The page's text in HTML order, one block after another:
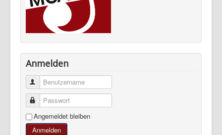
Anmelden
Benutzername
Passwort
Angemeldet bleiben
Anmelden